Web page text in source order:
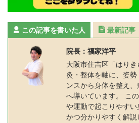
この記事を書いた人 最新記事
院長：福家洋平
大阪市住吉区「はり
灸・整体を軸に、姿
ンスから身体を整え
へ導いています。 こ
や運動で起こりやす
かつ分かりやすく解説